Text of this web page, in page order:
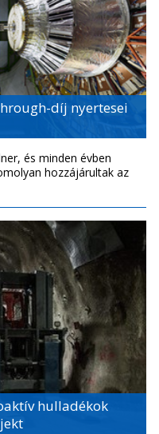
díj nyertesei
és minden évben
hozzájárultak az
hulladékok